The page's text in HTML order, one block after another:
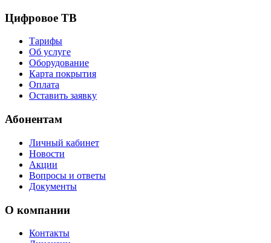
Цифровое ТВ
Тарифы
Об услуге
Оборудование
Карта покрытия
Оплата
Оставить заявку
Абонентам
Личный кабинет
Новости
Акции
Вопросы и ответы
Документы
О компании
Контакты